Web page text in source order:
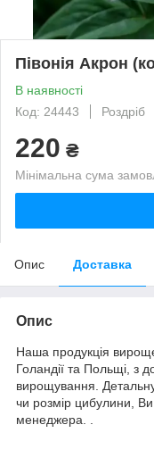
Півонія Акрон
В наявності
Код: 24443
Роздріб
220 ₴
Мінімальна сума
Опис Доставка
Опис
Наша продукція
Голандії та Польщі, з
вирощування.
чи розмір цибулини,
менеджера. .